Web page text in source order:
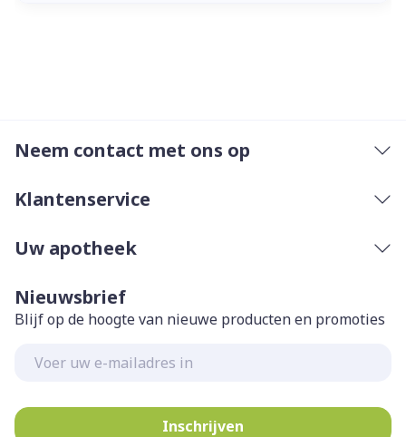
Neem contact met ons op
Klantenservice
Uw apotheek
Nieuwsbrief
Blijf op de hoogte van nieuwe producten en promoties
Inschrijven